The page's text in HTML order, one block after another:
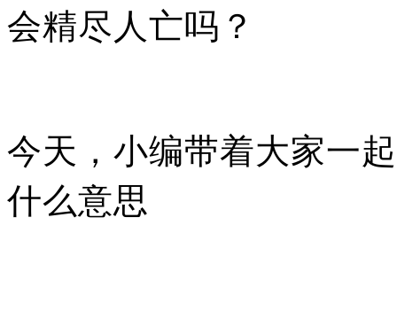
会精尽人亡吗？
今天，小编带着大家一
什么意思